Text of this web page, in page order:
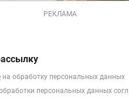
РЕКЛАМА
на обработку персональных данных
персональных данных